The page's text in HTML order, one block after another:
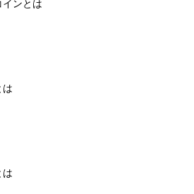
インとは
は
は